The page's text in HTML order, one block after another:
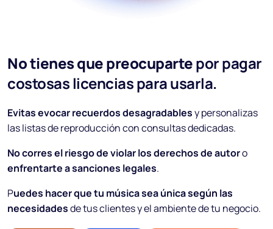
No tienes que preocupartepor pagar
costosas licencias para usarla.
Evitas evocar recuerdos desagradablesy personalizas
las listas de reproducción con consultas dedicadas.
No corres el riesgo de violar los derechos de autoro
enfrentarte a sanciones legales.
Puedes hacer que tu música sea única según las
necesidadesde tus clientes y el ambiente de tu negocio.